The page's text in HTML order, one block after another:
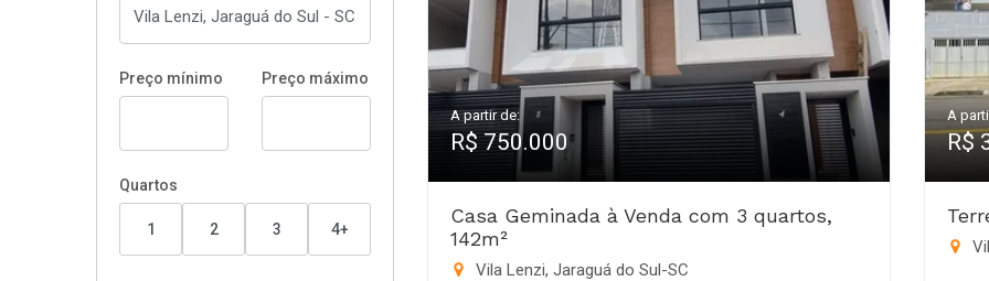
Preço mínimo Preço máximo
Quartos
1 2 3 4+
A partir de:
R$ 750.000
Casa Geminada à Venda com 3 quartos,
142m²
Vila Lenzi, Jaraguá do Sul-SC
A
R$